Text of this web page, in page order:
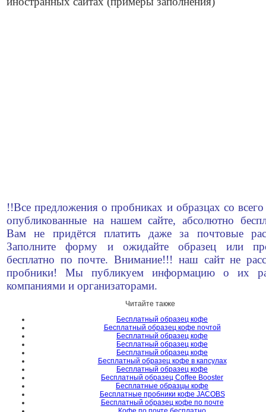
!!Все предложения о пробниках и образцах со
опубликованные на нашем сайте, абсолютно
Вам не придётся платить даже за почтовые
Заполните форму и ожидайте образец или
бесплатно по почте. Внимание!!! наш сайт не
пробники! Мы публикуем информацию о их
компаниями и организаторами.
Читайте также
Бесплатный образец кофе
Бесплатный образец кофе почтой
Бесплатный образец кофе
Бесплатный образец кофе
Бесплатный образец кофе
Бесплатный образец кофе в капсулах
Бесплатный образец кофе
Бесплатный образец Coffee Booster
Бесплатные образцы кофе
Бесплатные пробники кофе JACOBS
Бесплатный образец кофе по почте